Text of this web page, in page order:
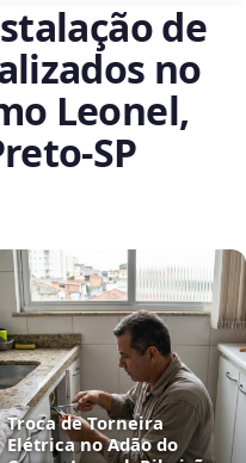
de
no
Leonel,
Troca de Torneira
Elétrica no Adão do